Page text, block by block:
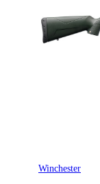
Winchester